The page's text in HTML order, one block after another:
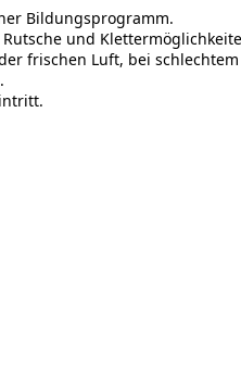
Bildungsprogramm.
und
frischen Luft, bei